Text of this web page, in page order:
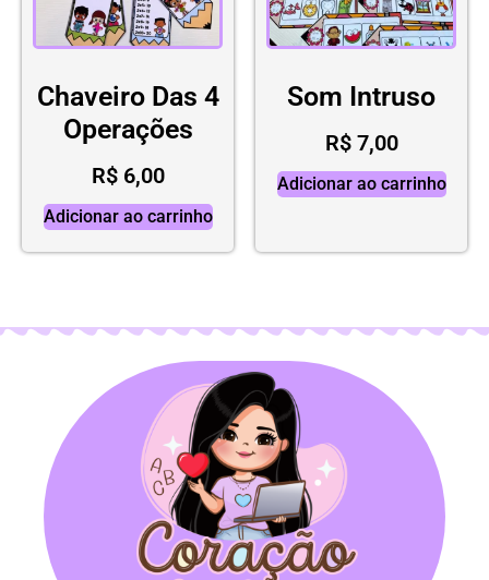
Chaveiro Das 4
Operações
R$6,00
Adicionar ao carrinho
Som Intruso
R$7,00
Adicionar ao carrinho